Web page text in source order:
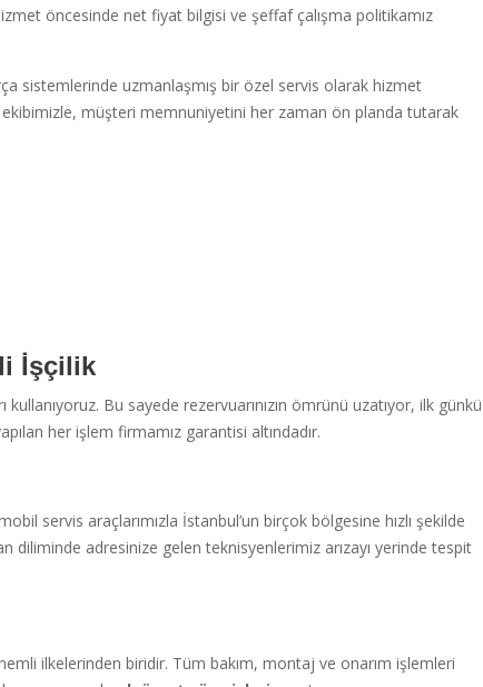
öncesinde net fiyat bilgisi ve şeffaf çalışma politikamız
sistemlerinde uzmanlaşmış bir özel servis olarak hizmet
ekibimizle, müşteri memnuniyetini her zaman ön planda tutarak
İşçilik
Bu sayede rezervuarınızın ömrünü uzatıyor, ilk günkü
her işlem firmamız garantisi altındadır.
servis araçlarımızla İstanbul’un birçok bölgesine hızlı şekilde
diliminde adresinize gelen teknisyenlerimiz arızayı yerinde tespit
ilkelerinden biridir. Tüm bakım, montaj ve onarım işlemleri